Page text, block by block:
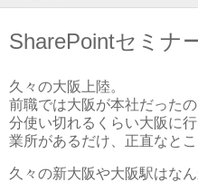
SharePointセミナ
久々の大阪上陸。
前職では大阪が本社だった
分使い切れるくらい大阪に
業所があるだけ、正直なとこ
久々の新大阪や大阪駅はな